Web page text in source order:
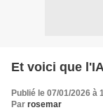
Publié le 07/01/2026 à
Par rosemar